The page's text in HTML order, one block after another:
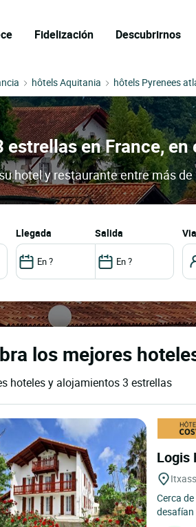
Fidelización Descubrirnos
hôtels Aquitania hôtels Pyrenees
en France,
hotel y restaurante entre más
llegada salida
los mejores
hoteles y alojamientos 3 estrellas
Logis
Cerca
desafían